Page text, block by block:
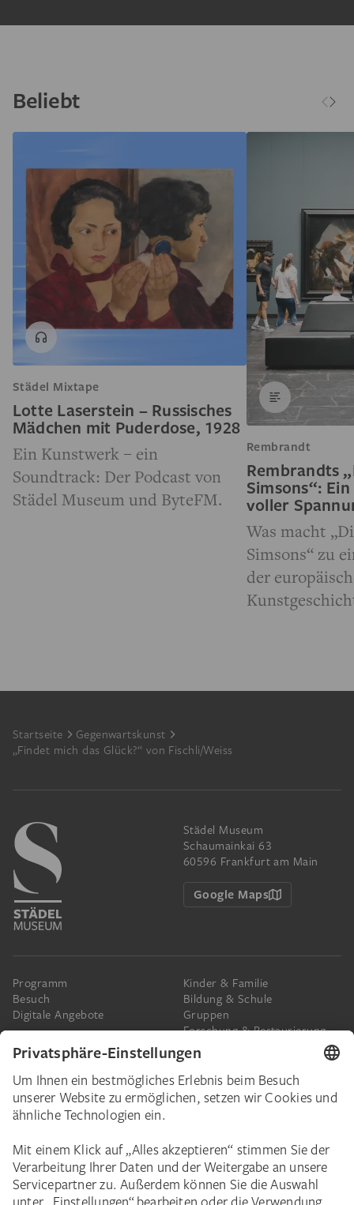
Beliebt
Städel Mixtape
Lotte Laserstein – Russisches
Mädchen mit Puderdose, 1928
Ein Kunstwerk – ein
Soundtrack: Der Podcast von
Städel Museum und ByteFM.
Rembrandt
Rembrandts
Simsons“:
voller
Was macht
Simsons“ zu
der
Footer
Startseite
Gegenwartskunst
„Findet mich das Glück?“ von Fischli/Weiss
Städel Museum
Schaumainkai 63
60596 Frankfurt am Main
Google Maps
Programm
Besuch
Digitale Angebote
Kinder & Familie
Bildung & Schule
Gruppen
Forschung & Restaurierung
Presse
Das Städel
Spenden
Schenkungen & Nachlass
Corporate Events
Städelverein
Städel Stories
Newsletter